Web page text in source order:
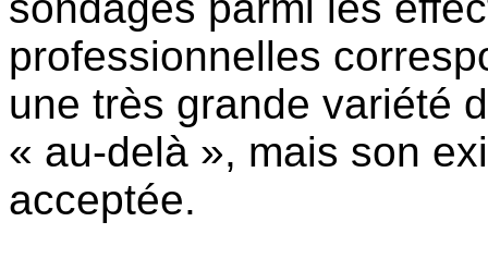
professionnelles
une très grande variété
« au-delà », mais son
acceptée.